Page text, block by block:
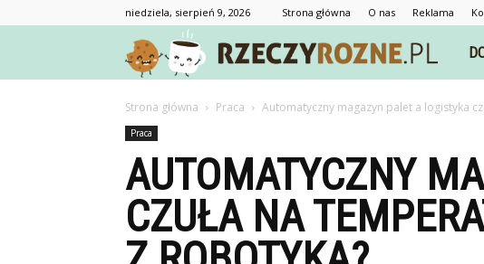
niedziela, sierpień 9, 2026 Strona główna O nas Reklama
Strona główna Praca Automatyczny magazyn palet a logistyka
Praca
AUTOMATYCZNY
CZUŁA NA